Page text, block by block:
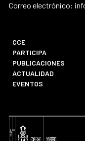
Correo electrónico:
CCE
PARTICIPA
PUBLICACIONES
ACTUALIDAD
EVENTOS